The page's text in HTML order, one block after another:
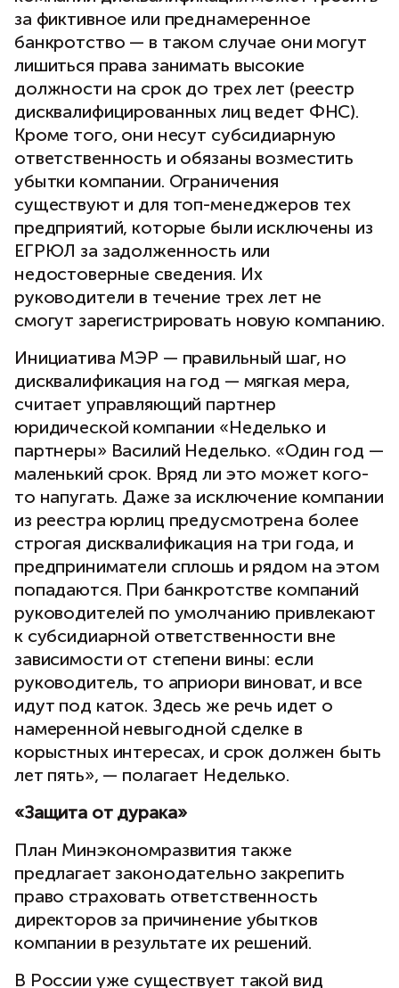
за фиктивное или преднамеренное
банкротство — в таком случае они могут
лишиться права занимать высокие
должности на срок до трех лет (реестр
дисквалифицированных лиц ведет ФНС).
Кроме того, они несут субсидиарную
ответственность и обязаны возместить
убытки компании. Ограничения
существуют и для топ-менеджеров тех
предприятий, которые были исключены из
ЕГРЮЛ за задолженность или
недостоверные сведения. Их
руководители в течение трех лет не
смогут зарегистрировать новую компанию.
Инициатива МЭР — правильный шаг, но
дисквалификация на год — мягкая мера,
считает управляющий партнер
юридической компании «Неделько и
партнеры» Василий Неделько. «Один год —
маленький срок. Вряд ли это может кого-
то напугать. Даже за исключение компании
из реестра юрлиц предусмотрена более
строгая дисквалификация на три года, и
предприниматели сплошь и рядом на этом
попадаются. При банкротстве компаний
руководителей по умолчанию привлекают
к субсидиарной ответственности вне
зависимости от степени вины: если
руководитель, то априори виноват, и все
идут под каток. Здесь же речь идет о
намеренной невыгодной сделке в
корыстных интересах, и срок должен быть
лет пять», — полагает Неделько.
«Защита от дурака»
План Минэкономразвития также
предлагает законодательно закрепить
право страховать ответственность
директоров за причинение убытков
компании в результате их решений.
В России уже существует такой вид